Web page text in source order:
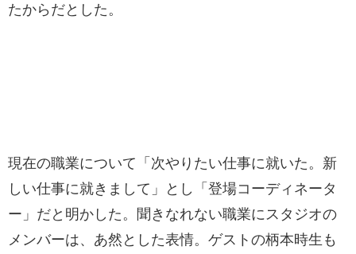
たからだとした。
現在の職業について「次やりたい仕事に就いた。新
しい仕事に就きまして」とし「登場コーディネータ
ー」だと明かした。聞きなれない職業にスタジオの
メンバーは、あ然とした表情。ゲストの柄本時生も